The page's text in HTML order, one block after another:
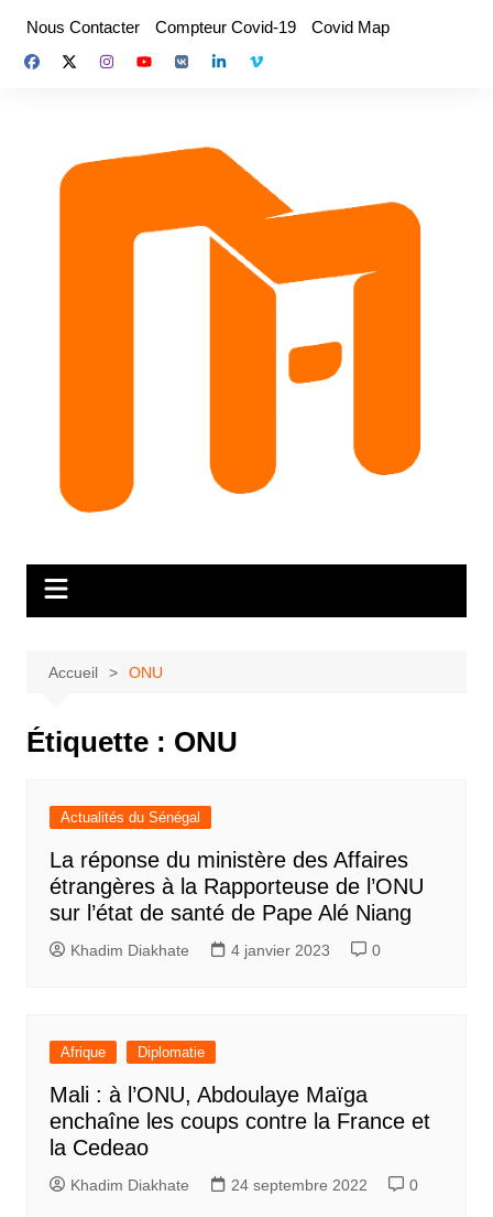
contenu
Nous Contacter Compteur Covid-19 Covid Map
Accueil ONU
Étiquette : ONU
Actualités du Sénégal
La réponse du ministère des Affaires
étrangères à la Rapporteuse de l’ONU
sur l’état de santé de Pape Alé Niang
Khadim Diakhate 4 janvier 2023 0
Afrique Diplomatie
Mali : à l’ONU, Abdoulaye Maïga
enchaîne les coups contre la France et
la Cedeao
Khadim Diakhate 24 septembre 2022 0